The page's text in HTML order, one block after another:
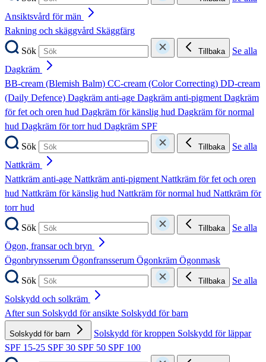
Ansiktsvård för män
Rakning och skäggvård Skäggfärg
Sök
Tillbaka
Se alla
Dagkräm
BB-cream (Blemish Balm) CC-cream (Color Correcting) DD-cream
(Daily Defence) Dagkräm anti-age Dagkräm anti-pigmentDagkräm
för fet och oren hud Dagkräm för känslig hud Dagkräm för normal
hud Dagkräm för torr hud Dagkräm SPF
Sök
Tillbaka
Se alla
Nattkräm
Nattkräm anti-age Nattkräm anti-pigmentNattkräm för fet och oren
hud Nattkräm för känslig hud Nattkräm för normal hud Nattkräm för
torr hud
Sök
Tillbaka
Se alla
Ögon, fransar och bryn
Ögonbrynsserum Ögonfransserum Ögonkräm Ögonmask
Sök
Tillbaka
Se alla
Solskydd och solkräm
After sun Solskydd för ansikte Solskydd för barn
Solskydd för barn Solskydd för kroppen Solskydd för läppar
SPF 15-25 SPF 30 SPF 50 SPF 100